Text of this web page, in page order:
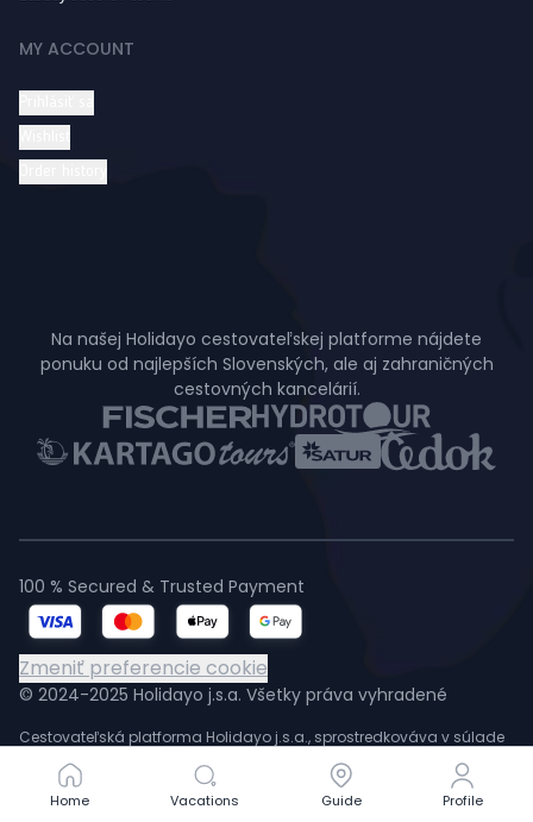
Home Vacations Guide Profile
Home Vacations Guide Profile
MY ACCOUNT
Na našej Holidayo cestovateľskej platforme nájdete
ponuku od najlepších Slovenských, ale aj zahraničných
cestovných kancelárií.
© 2024-2025 Holidayo j.s.a. Všetky práva vyhradené
Cestovateľská platforma Holidayo j.s.a., sprostredkováva v súlade
so zákonom 281/2001 Z. z. predaj zájazdov cestovných kancelárii a
iných služieb cestovného ruchu.
Holidayo j.s.a., je zapísaná v Obchodnom registri Mestského súdu
100 % Secured & Trusted Payment
Zmeniť preferencie cookie